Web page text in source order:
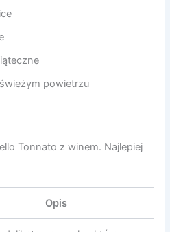
powietrzu
Tonnato z winem. Najlepiej
Opis